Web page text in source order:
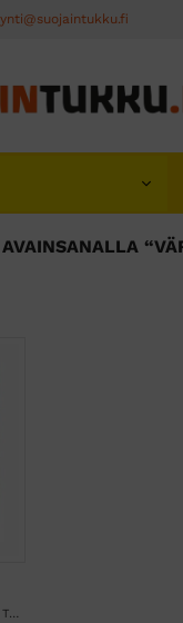
LABELWRITER YHTEENSOPIVAT TARRARULLAT